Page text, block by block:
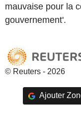
mauvaise pour la
gouvernement'.
© Reuters - 2026
Ajouter